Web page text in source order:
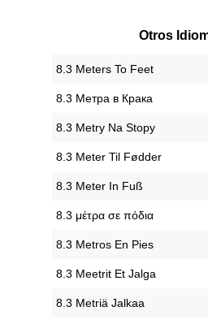
Otros
‎8.3 Meters To Feet
‎8.3 Метра в Крака
‎8.3 Metry Na Stopy
‎8.3 Meter Til Fødder
‎8.3 Meter In Fuß
‎8.3 μέτρα σε πόδια
‎8.3 Metros En Pies
‎8.3 Meetrit Et Jalga
‎8.3 Metriä Jalkaa